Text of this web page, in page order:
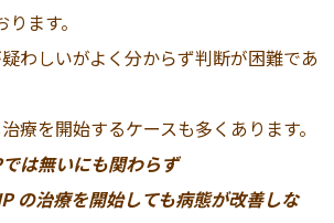
ます。
わしいがよく分からず判断が困難であ
療を開始するケースも多くあります。
は無いにも関わらず
の治療を開始しても病態が改善しな